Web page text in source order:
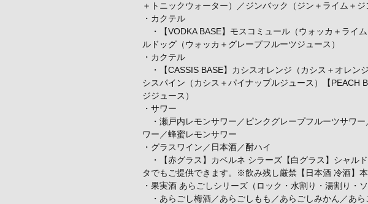
＋トニックウォーター）／ジンバック（ジン＋ライム＋ジ
・カクテル
・【VODKA BASE】モスコミュール（ウォッカ＋ライ
ルドッグ（ウォッカ＋グレープフルーツジュース）
・カクテル
・【CASSIS BASE】カシスオレンジ（カシス＋オレン
シスパイン（カシス＋パイナップルジュース）【PEACH
ジジュース）
・サワー
・瀬戸内レモンサワー／ピンクグレープフルーツサワ
ワー／蜂蜜レモンサワー
・グラスワイン／日本酒／酎ハイ
・【赤グラス】カベルネ シラーズ【白グラス】シャル
タでもご提供できます。※飲み残し厳禁【日本酒 冷酒】
・果実酒 あらごしシリーズ（ロック・水割り・湯割り・ソ
・あらごし梅酒／あらごしもも／あらごしみかん／あ